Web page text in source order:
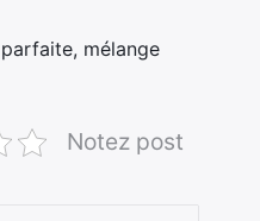
mélange
Notez post